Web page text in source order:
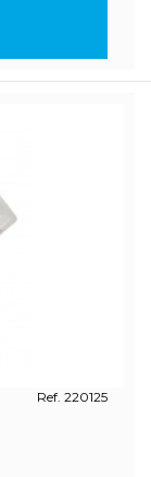
Ref. 220125